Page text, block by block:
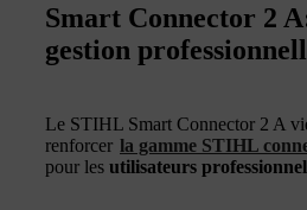
Smart Connector 2
gestion
Le STIHL Smart Connector 2 A
renforcer la gamme STIHL
pour les utilisateurs